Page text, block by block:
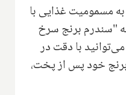
مسمومیت غذایی با
"سندرم برنج سرخ
با دقت در
خود پس از پخت،